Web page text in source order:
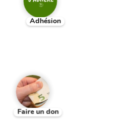
Adhésion
Faire un don